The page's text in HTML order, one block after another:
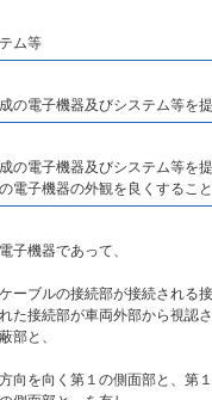
ム等
の電子機器及びシステム等を提
の電子機器及びシステム等を
電子機器の外観を良くすること
子機器であって、
ーブルの接続部が接続される接
た接続部が車両外部から視認
部と、
向を向く第１の側面部と、第